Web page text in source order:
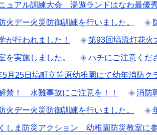
ュアル訓練大会 湯遊ランドはなわ最優
火デー火災防御訓練を行いました。
が行われました！ 第93回塙流灯花火
を実施しました。 ハチにご注意くだ
5月25日塙町立笹原幼稚園にて幼年消防ク
禁！ 水難事故にご注意を！！ 消防
火デー火災防御訓練を行いました。
くしま防災アクション 幼稚園防災教室に